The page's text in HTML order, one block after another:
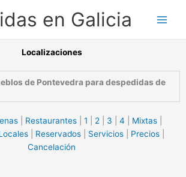
en Galicia
Localizaciones
de Pontevedra para despedidas de
Restaurantes 1 2 3 4 Mixtas
| Reservados| Servicios| Precios|
Cancelación